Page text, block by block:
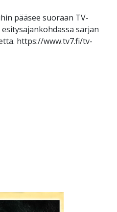
pääsee suoraan TV-
sarjan
https://www.tv7.fi/tv-